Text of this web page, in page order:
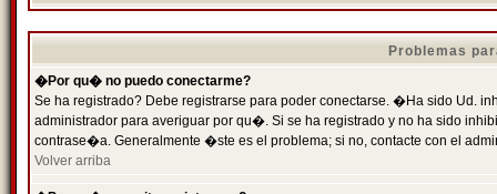
Problemas
�Por qu� no puedo conectarme?
Se ha registrado? Debe registrarse para poder conectarse. �Ha sido Ud.
administrador para averiguar por qu�. Si se ha registrado y no ha sido
contrase�a. Generalmente �ste es el problema; si no, contacte con el
Volver arriba